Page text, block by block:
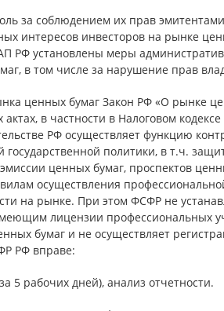
за соблюдением их прав
интересов инвесторов на рынке
РФ установлены меры
в том числе за нарушение прав
ценных бумаг Закон РФ «О рынке
в частности в Налоговом
РФ осуществляет функцию
политики, в т.ч.
ценных бумаг, проспектов
осуществления
на рынке. При этом ФСФР не
лицензии профессиональных
бумаг и не осуществляет
РФ вправе:
5 рабочих дней), анализ отчетности.